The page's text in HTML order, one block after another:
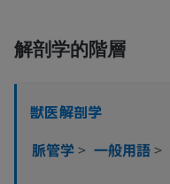
解剖学的階層
獣医解剖学
脈管学 > 一般用語>